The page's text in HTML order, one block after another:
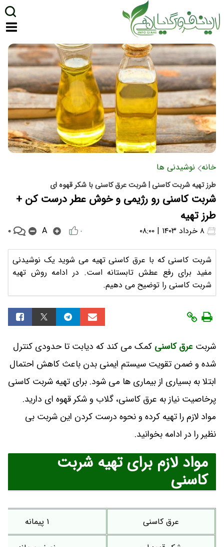
خانه نوشیدنی ها
طرز تهیه شربت کاسنی | شربت عرق کاسنی با شکر قهوه ای
شربت کاسنی رو رژیمی و خوش عطر درست کن +
طرز تهیه
۰ A ۰
شربت کاسنی که با عرق کاسنی تهیه می شوید یک نوشیدنی
مفید برای رفع عطش تابستانه است. در ادامه روش تهیه
شربت کاسنی را توضیح می دهیم.
شربت عرق کاسنی کمک می کند که دیابت تا حدودی کنترل
شده و ضمن تقویت سیستم ایمنی بدن باعث کاهش احتمال
ابتلا به بسیاری از بیماری ها می شود. برای تهیه شربت کاسنی
پرخاصیت نیاز به عرق کاسنی، گلاب و شکر قهوه ای دارید.
مواد لازم را تهیه کرده و نحوه درست کردن این شربت بی
نظیر را در ادامه بخوانید.
مواد لازم برای تهیه شربت
کاسنی
عرق کاسنی ۱ پیمانه